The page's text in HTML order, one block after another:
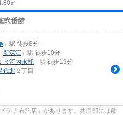
㎡
弐番館
」駅 徒歩8分
「新深江 」駅 徒歩10分
ＪＲ河内永和 」駅 徒歩19分
代北 ２丁目
ラザ 布施店」があります。共用部には敷